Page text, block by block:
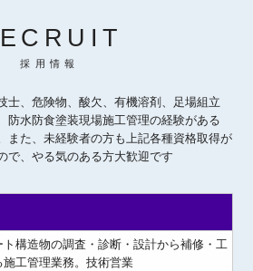
採用情報
士、危険物、酸欠、有機溶剤、足場組立
防水防食塗装現場施工管理の経験がある
また、未経験者の方も上記各種資格取得が
で、やる気のある方大歓迎です
ト構造物の調査・診断・設計から補修・工
施工管理業務。技術営業